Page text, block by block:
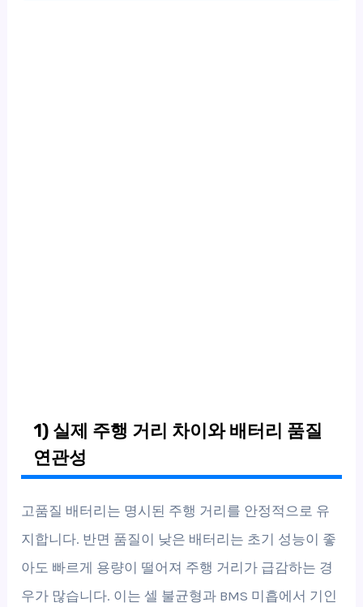
1) 실제 주행 거리 차이와 배터리 품질
연관성
고품질 배터리는 명시된 주행 거리를 안정적으로 유
지합니다. 반면 품질이 낮은 배터리는 초기 성능이 좋
아도 빠르게 용량이 떨어져 주행 거리가 급감하는 경
우가 많습니다. 이는 셀 불균형과 BMS 미흡에서 기인